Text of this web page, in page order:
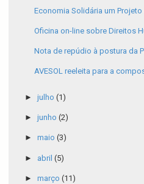
Economia Solidária um Projeto
Oficina on-line sobre Direitos
Nota de repúdio à postura da
AVESOL reeleita para a
► julho (1)
► junho (2)
► maio (3)
► abril (5)
► março (11)